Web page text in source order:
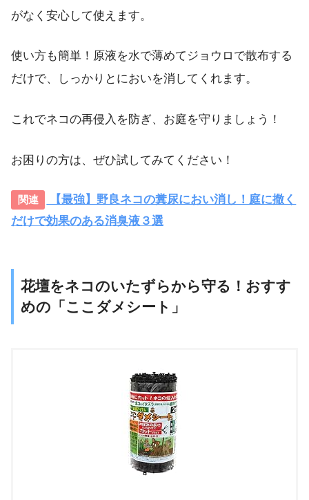
がなく安心して使えます。
使い方も簡単！原液を水で薄めてジョウロで散布する
だけで、しっかりとにおいを消してくれます。
これでネコの再侵入を防ぎ、お庭を守りましょう！
お困りの方は、ぜひ試してみてください！
【最強】野良ネコの糞尿におい消し！庭に撒く
だけで効果のある消臭液３選
花壇をネコのいたずらから守る！おすす
めの「ここダメシート」